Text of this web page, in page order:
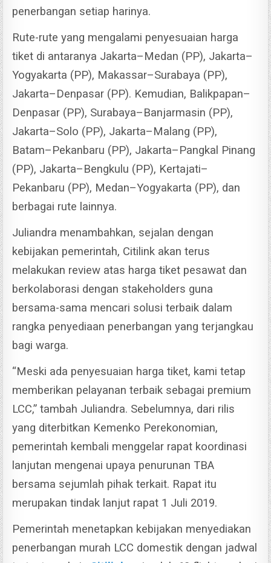
penerbangan setiap harinya.
Rute-rute yang mengalami penyesuaian harga
tiket di antaranya Jakarta–Medan (PP), Jakarta–
Yogyakarta (PP), Makassar–Surabaya (PP),
Jakarta–Denpasar (PP). Kemudian, Balikpapan–
Denpasar (PP), Surabaya–Banjarmasin (PP),
Jakarta–Solo (PP), Jakarta–Malang (PP),
Batam–Pekanbaru (PP), Jakarta–Pangkal Pinang
(PP), Jakarta–Bengkulu (PP), Kertajati–
Pekanbaru (PP), Medan–Yogyakarta (PP), dan
berbagai rute lainnya.
Juliandra menambahkan, sejalan dengan
kebijakan pemerintah, Citilink akan terus
melakukan review atas harga tiket pesawat dan
berkolaborasi dengan stakeholders guna
bersama-sama mencari solusi terbaik dalam
rangka penyediaan penerbangan yang terjangkau
bagi warga.
“Meski ada penyesuaian harga tiket, kami tetap
memberikan pelayanan terbaik sebagai premium
LCC,” tambah Juliandra. Sebelumnya, dari rilis
yang diterbitkan Kemenko Perekonomian,
pemerintah kembali menggelar rapat koordinasi
lanjutan mengenai upaya penurunan TBA
bersama sejumlah pihak terkait. Rapat itu
merupakan tindak lanjut rapat 1 Juli 2019.
Pemerintah menetapkan kebijakan menyediakan
penerbangan murah LCC domestik dengan jadwal